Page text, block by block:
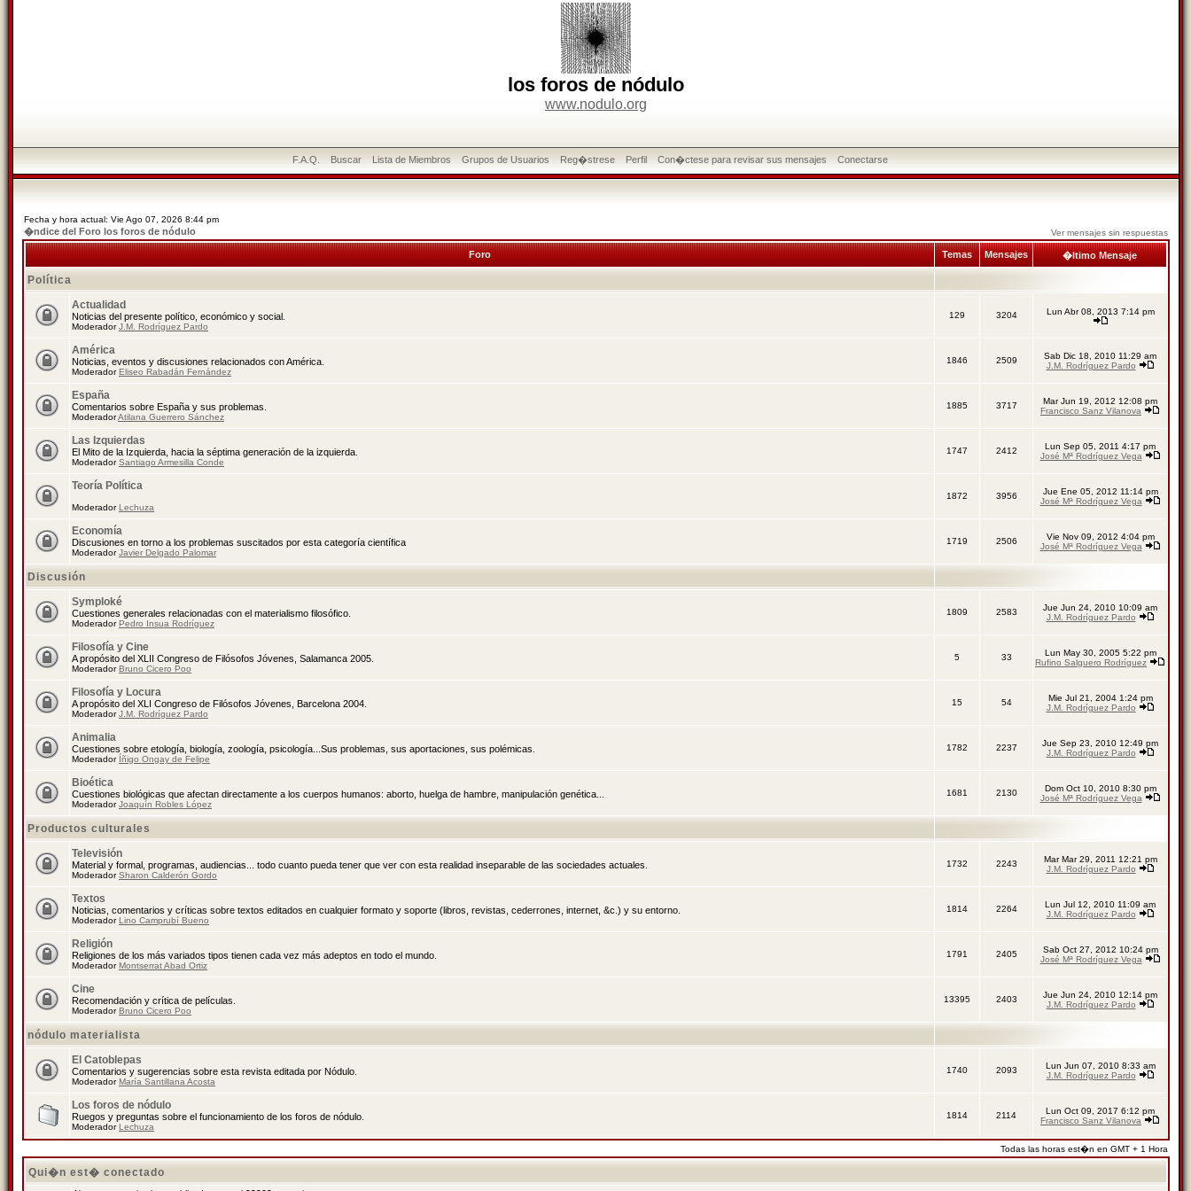
los foros de nódulo
www.nodulo.org
F.A.Q. Buscar Lista de Miembros Grupos de Usuarios Reg�strese Perfil Con�ctese para revisar sus mensajes Conectarse
Fecha y hora actual: Vie Ago 07, 2026 8:44 pm
�ndice del Foro los foros de nódulo Ver mensajes sin respuestas
Foro Temas Mensajes �ltimo Mensaje
Política
Actualidad
Noticias del presente político, económico y social.
ModeradorJ.M. Rodríguez Pardo
129 3204 Lun Abr 08, 2013 7:14 pm
América
Noticias, eventos y discusiones relacionados con América.
ModeradorEliseo Rabadán Fernández
1846 2509
Sab Dic 18, 2010 11:29 am
J.M. Rodríguez Pardo
España
Comentarios sobre España y sus problemas.
ModeradorAtilana Guerrero Sánchez
1885 3717
Mar Jun 19, 2012 12:08 pm
Francisco Sanz Vilanova
Las Izquierdas
El Mito de la Izquierda, hacia la séptima generación de la izquierda.
ModeradorSantiago Armesilla Conde
1747 2412
Lun Sep 05, 2011 4:17 pm
José Mª Rodríguez Vega
Teoría Política
ModeradorLechuza
1872 3956
Jue Ene 05, 2012 11:14 pm
José Mª Rodríguez Vega
Economía
Discusiones en torno a los problemas suscitados por esta categoría científica
ModeradorJavier Delgado Palomar
1719 2506
Vie Nov 09, 2012 4:04 pm
José Mª Rodríguez Vega
Discusión
Symploké
Cuestiones generales relacionadas con el materialismo filosófico.
ModeradorPedro Insua Rodríguez
1809 2583
Jue Jun 24, 2010 10:09 am
J.M. Rodríguez Pardo
Filosofía y Cine
A propósito del XLII Congreso de Filósofos Jóvenes, Salamanca 2005.
ModeradorBruno Cicero Poo
5 33
Lun May 30, 2005 5:22 pm
Rufino Salguero Rodríguez
Filosofía y Locura
A propósito del XLI Congreso de Filósofos Jóvenes, Barcelona 2004.
ModeradorJ.M. Rodríguez Pardo
15 54
Mie Jul 21, 2004 1:24 pm
J.M. Rodríguez Pardo
Animalia
Cuestiones sobre etología, biología, zoología, psicología...Sus problemas, sus aportaciones, sus polémicas.
Moderador Íñigo Ongay de Felipe
1782 2237
Jue Sep 23, 2010 12:49 pm
J.M. Rodríguez Pardo
Bioética
Cuestiones biológicas que afectan directamente a los cuerpos humanos: aborto, huelga de hambre, manipulación genética...
ModeradorJoaquín Robles López
1681 2130
Dom Oct 10, 2010 8:30 pm
José Mª Rodríguez Vega
Productos culturales
Televisión
Material y formal, programas, audiencias... todo cuanto pueda tener que ver con esta realidad inseparable de las sociedades actuales.
ModeradorSharon Calderón Gordo
1732 2243
Mar Mar 29, 2011 12:21 pm
J.M. Rodríguez Pardo
Textos
Noticias, comentarios y críticas sobre textos editados en cualquier formato y soporte (libros, revistas, cederrones, internet, &c.) y su entorno.
ModeradorLino Camprubí Bueno
1814 2264
Lun Jul 12, 2010 11:09 am
J.M. Rodríguez Pardo
Religión
Religiones de los más variados tipos tienen cada vez más adeptos en todo el mundo.
ModeradorMontserrat Abad Ortiz
1791 2405
Sab Oct 27, 2012 10:24 pm
José Mª Rodríguez Vega
Cine
Recomendación y crítica de películas.
ModeradorBruno Cicero Poo
13395 2403
Jue Jun 24, 2010 12:14 pm
J.M. Rodríguez Pardo
nódulo materialista
El Catoblepas
Comentarios y sugerencias sobre esta revista editada por Nódulo.
ModeradorMaría Santillana Acosta
1740 2093
Lun Jun 07, 2010 8:33 am
J.M. Rodríguez Pardo
Los foros de nódulo
Ruegos y preguntas sobre el funcionamiento de los foros de nódulo.
ModeradorLechuza
1814 2114
Lun Oct 09, 2017 6:12 pm
Francisco Sanz Vilanova
Todas las horas est�n en GMT + 1 Hora
Qui�n est� conectado